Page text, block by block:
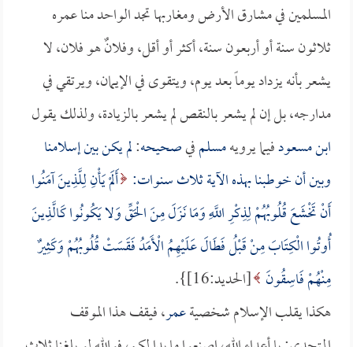
المسلمين في مشارق الأرض ومغاربها تجد الواحد منا عمره
ثلاثون سنة أو أربعون سنة، أكثر أو أقل، وفلانٌ هو فلان، لا
يشعر بأنه يزداد يوماً بعد يوم، ويتقوى في الإيمان، ويرتقي في
مدارجه، بل إن لم يشعر بالنقص لم يشعر بالزيادة، ولذلك يقول
ابن مسعودفيما يرويهمسلمفيصحيحه:لم يكن بين إسلامنا
وبين أن خوطبنا بهذه الآية ثلاث سنوات: أَلَمْ يَأْنِ لِلَّذِينَ آمَنُوا
أَنْ تَخْشَعَ قُلُوبُهُمْ لِذِكْرِ اللَّهِ وَمَا نَزَلَ مِنَ الْحَقِّ وَلا يَكُونُوا كَالَّذِينَ
أُوتُوا الْكِتَابَ مِنْ قَبْلُ فَطَالَ عَلَيْهِمُ الْأَمَدُ فَقَسَتْ قُلُوبُهُمْ وَكَثِيرٌ
مِنْهُمْ فَاسِقُونَ [الحديد:16]}.
هكذا يقلب الإسلام شخصيةعمر، فيقف هذا الموقف